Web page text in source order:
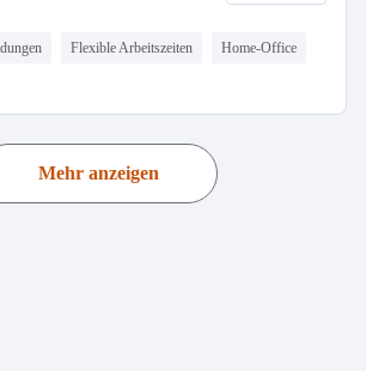
Flexible Arbeitszeiten Home-Office
Mehr anzeigen